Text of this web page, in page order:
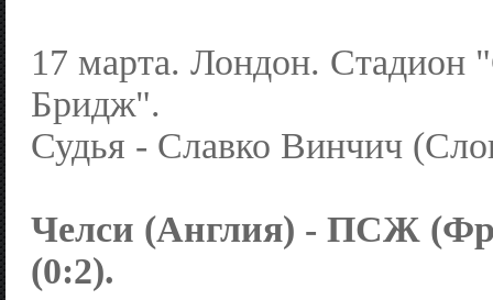
17 марта. Лондон. Стадион
Бридж".
Судья - Славко Винчич
Челси (Англия) - ПСЖ
(0:2).